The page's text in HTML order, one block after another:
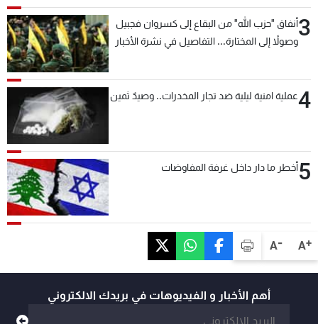
A+
A-
3أنفاق "حزب الله" من البقاع إلى كسروان فجبيل
وصولاً إلى المختارة... التفاصيل في نشرة الأخبار
4عملية امنية ليلية ضد تجار المخدرات.. وصيدٌ ثمين
5أخطر ما دار داخل غرفة المفاوضات
أهم الأخبار و الفيديوهات في بريدك الالكتروني